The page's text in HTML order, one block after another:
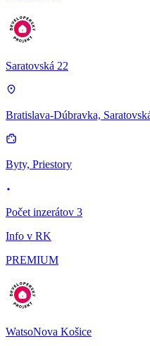
Saratovská 22
Bratislava-Dúbravka,
Byty, Priestory
Počet inzerátov 3
Info v RK
PREMIUM
WatsoNova Košice